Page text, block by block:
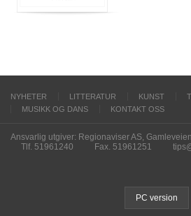
NYHETER LITTERATUR KUNST
MUSIKK OG DANS
KONTAKT OSS
Ansvarlig utgiver: Regionaviser AS,
Tlf. 51961240
Fax. 51961251
PC version